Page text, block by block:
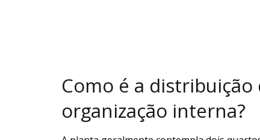
Como é a distribuição
organização interna?